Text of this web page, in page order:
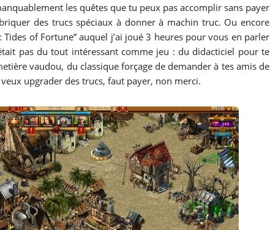
les quêtes que tu peux pas accomplir sans payer
des trucs spéciaux à donner à machin truc. Ou encore
of Fortune” auquel j’ai joué 3 heures pour vous en parler
pas du tout intéressant comme jeu : du didacticiel pour te
vaudou, du classique forçage de demander à tes amis de
upgrader des trucs, faut payer, non merci.